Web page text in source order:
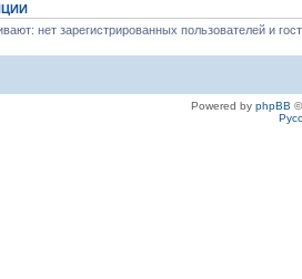
нет зарегистрированных пользователей и
Powered by phpBB